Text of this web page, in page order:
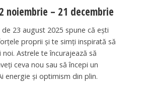
noiembrie – 21 decembrie
23 august 2025 spune că ești
proprii și te simți inspirată să
Astrele te încurajează să
ceva nou sau să începi un
energie și optimism din plin.